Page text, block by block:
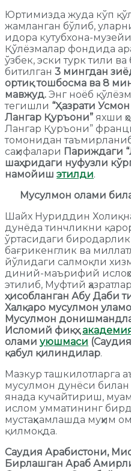
Юртимизда жуда кўп
жамланган бўлиб,
идора кутубхона-
Қўлёзмалар фондида
ўзбек, эски турк тили
битилган 3 мингдан
ортиқ тошбосма ва 8
мавжуд. Энг ноёб
тегишли “Ҳазрати
Лангар Қуръони” яхши
Лангар Қуръони”
томонидан
саҳифалари Париждаги
шаҳридаги нуфузли
намойиш этилди.
Мусулмон олами
Шайх Нуриддин
дунёда тинчликни
ўртасидаги
бағрикенглик ва
йўлидаги салмоқли
диний-маърифий
этилиб, Муфтий
ҳисобланган Абу Даби
Халқаро мусулмон
Мусулмон
Исломий фиқҳ
олами уюшмаси
қабул қилиндилар.
Мазкур ташкилотларга
мусулмон дунёси билан
янада кучайтириш,
ислом умматининг
мустаҳкамлашда муҳим
қилмоқда.
Саудия Арабистони,
Бирлашган Араб